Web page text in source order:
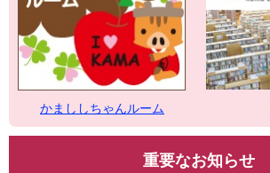
かまししちゃんルーム
重要なお知らせ